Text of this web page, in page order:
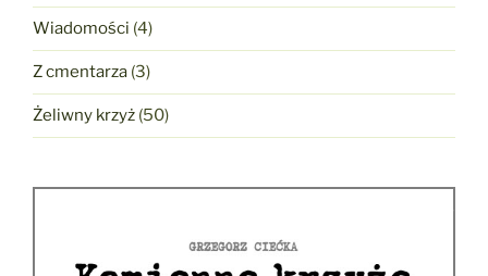
Wiadomości (4)
Z cmentarza (3)
Żeliwny krzyż (50)